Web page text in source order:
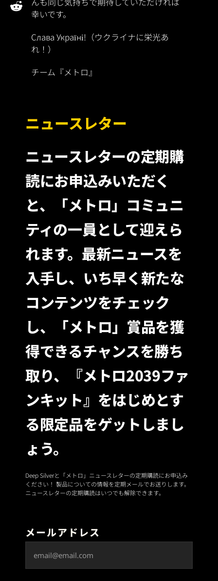
幸いです。
Слава Україні!（ウクライナに栄光あ
れ！）
チーム『メトロ』
ニュースレター
ニュースレターの定期購
読にお申込みいただく
と、「メトロ」コミュニ
ティの一員として迎えら
れます。最新ニュースを
入手し、いち早く新たな
コンテンツをチェック
し、「メトロ」賞品を獲
得できるチャンスを勝ち
取り、『メトロ2039ファ
ンキット』をはじめとす
る限定品をゲットしまし
ょう。
Deep Silverと「メトロ」ニュースレターの定期購読にお申込み
ください！ 製品についての情報を定期メールでお送りします。
ニュースレターの定期購読はいつでも解除できます。
メールアドレス